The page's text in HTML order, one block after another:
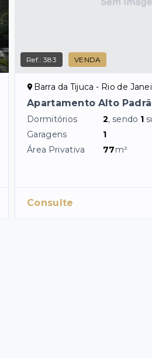
Ref.:383 VENDA
Barra da Tijuca - Rio de
Apartamento Alto
Dormitórios 2, sendo 1
Garagens
1
Área Privativa
77m²
Consulte